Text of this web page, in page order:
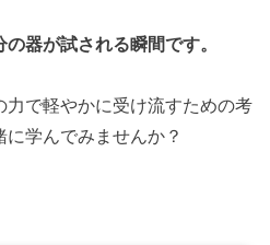
器が試される瞬間です。
力で軽やかに受け流すための考
学んでみませんか？